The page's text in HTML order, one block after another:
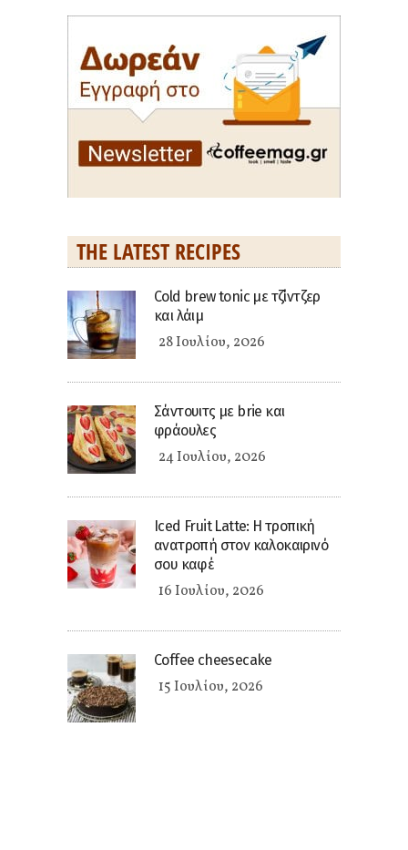
THE LATEST RECIPES
Cold brew tonic με τζίντζερ
και λάιμ
28 Ιουλίου, 2026
Σάντουιτς με brie και
φράουλες
24 Ιουλίου, 2026
Iced Fruit Latte: Η τροπική
ανατροπή στον καλοκαιρινό
σου καφέ
16 Ιουλίου, 2026
Coffee cheesecake
15 Ιουλίου, 2026